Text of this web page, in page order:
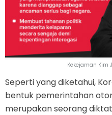
Kekejaman Kim
Seperti yang diketahui,
bentuk pemerintahan
merupakan seorang